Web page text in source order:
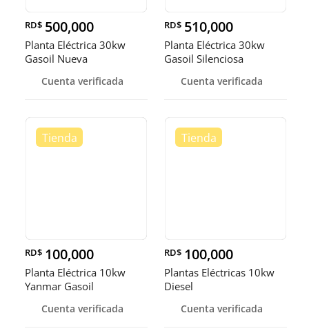
RD$ 500,000
Planta Eléctrica 30kw
Gasoil Nueva
Cuenta verificada
RD$ 510,000
Planta Eléctrica 30kw
Gasoil Silenciosa
Cuenta verificada
RD$ 100,000
Planta Eléctrica 10kw
Yanmar Gasoil
Cuenta verificada
RD$ 100,000
Plantas Eléctricas 10kw
Diesel
Cuenta verificada